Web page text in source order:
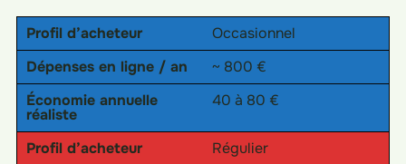
Profil d’acheteur
Occasionnel
Dépenses en ligne / an
~ 800 €
Économie annuelle
réaliste
40 à 80 €
Profil d’acheteur
Régulier